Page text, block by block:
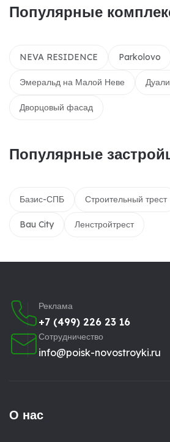
Популярные
NEVA RESIDENCE Parkolovo
Эмеральд на Малой Неве
Дворцовый фасад
Популярные
Базис-СПБ Строительный трест
Bau City Ленстройтрест
Реклама
+7 (499) 226 23 16
Сотрудничество
info@poisk-novostroyki.ru
О нас